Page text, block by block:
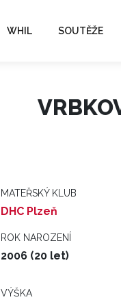
WHIL SOUTĚŽE
MATEŘSKÝ KLUB
DHC Plzeň
ROK NAROZENÍ
2006 (20 let)
VÝŠKA